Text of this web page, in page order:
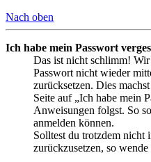
Nach oben
Ich habe mein Passwort
Das ist nicht schlimm!
Passwort nicht wieder
zurücksetzen. Dies
Seite auf „Ich habe mein
Anweisungen folgst. So
anmelden können.
Solltest du trotzdem nicht
zurückzusetzen, so